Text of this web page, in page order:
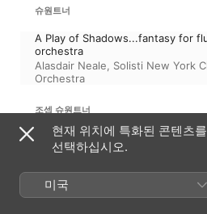
슈원트너
A Play of Shadows...fantasy for
orchestra
Alasdair Neale, Solisti New York
Orchestra
조셉 슈원트너
2 Poems
Black Anemones
현재 위치에 특화된 콘텐츠
선택하십시오.
미국